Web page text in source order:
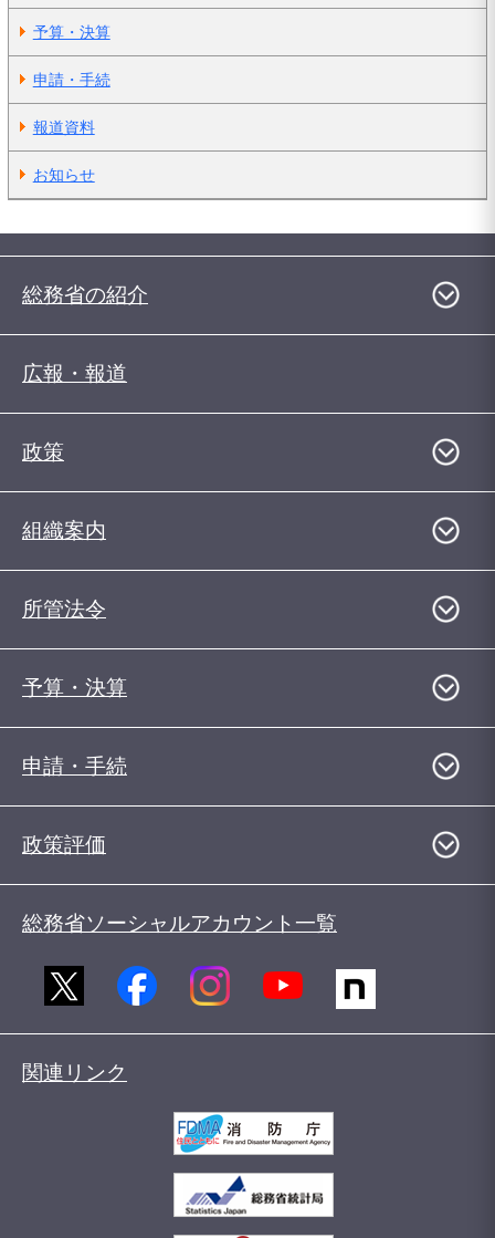
予算・決算
申請・手続
報道資料
お知らせ
総務省の紹介
広報・報道
政策
組織案内
所管法令
予算・決算
申請・手続
政策評価
総務省ソーシャルアカウント一覧
関連リンク